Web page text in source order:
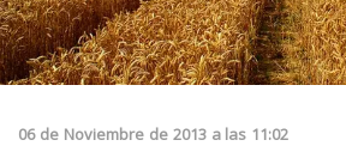
06 de Noviembre de 2013 a las 11:02